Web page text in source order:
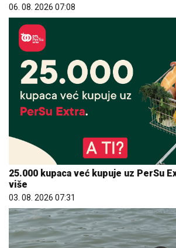
06. 08. 2026 07:08
25.000 kupaca već kupuje uz PerSu
više
03. 08. 2026 07:31